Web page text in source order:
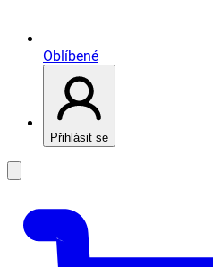
Oblíbené
Přihlásit se